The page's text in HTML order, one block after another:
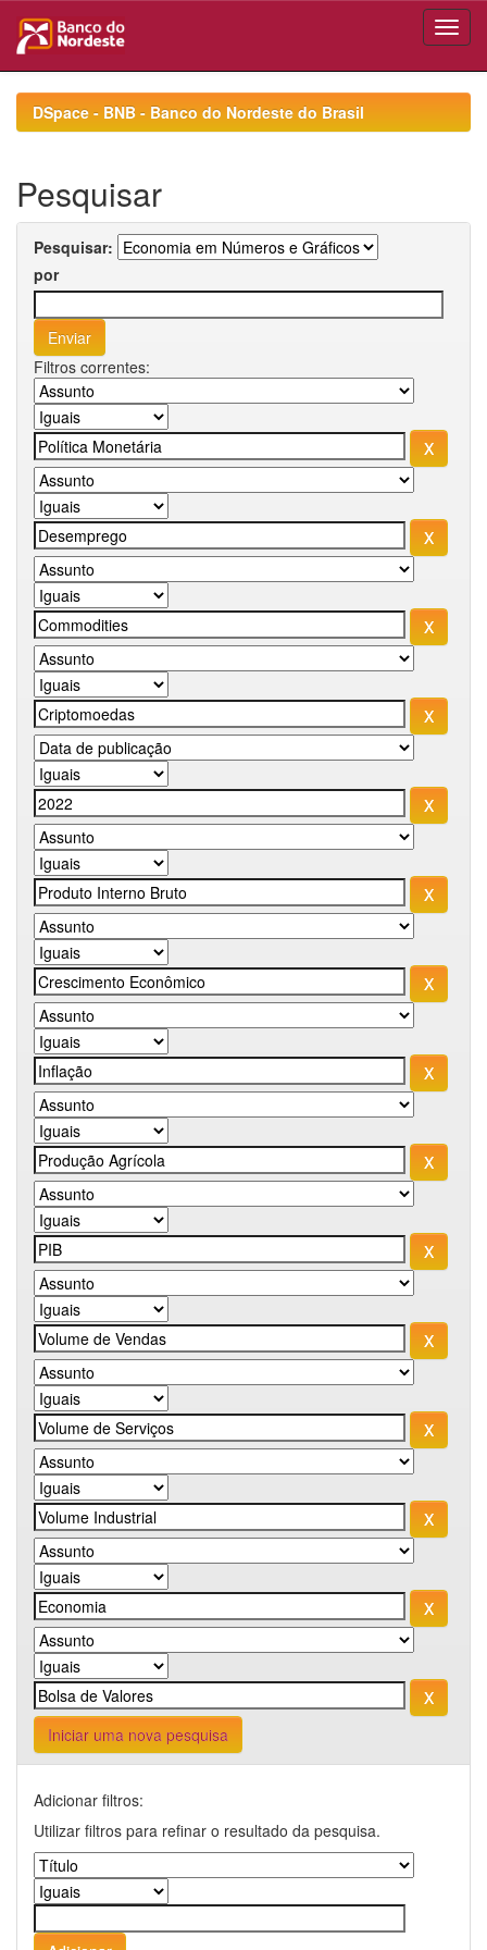
navigationDSpace - BNB - Banco do Nordeste do Brasil
Pesquisar
Pesquisar:
por
Filtros correntes:
Iniciar uma nova pesquisa
Adicionar filtros:
Utilizar filtros para refinar o resultado da pesquisa.